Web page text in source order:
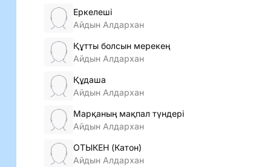
Еркелеші
Айдын Алдархан
Құтты болсын мерекең
Айдын Алдархан
Құдаша
Айдын Алдархан
Марқаның мақпал түндері
Айдын Алдархан
ОТЫКЕН (Катон)
Айдын Алдархан